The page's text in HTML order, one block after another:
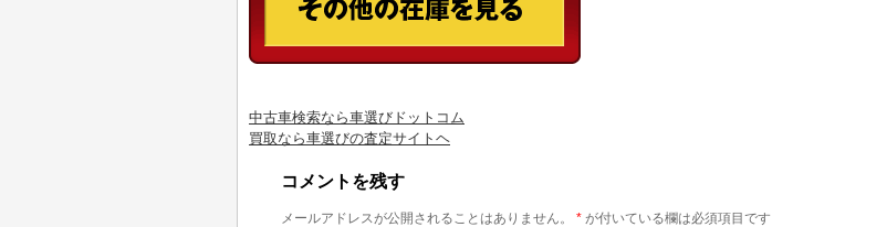
中古車検索なら車選びドットコム
買取なら車選びの査定サイトヘ
コメントを残す
メールアドレスが公開されることはありません。 * が付いている欄は必須項目です